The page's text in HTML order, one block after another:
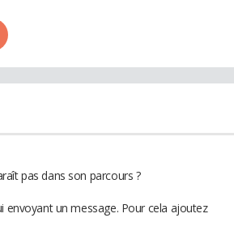
pas dans son parcours ?
envoyant un message. Pour cela ajoutez